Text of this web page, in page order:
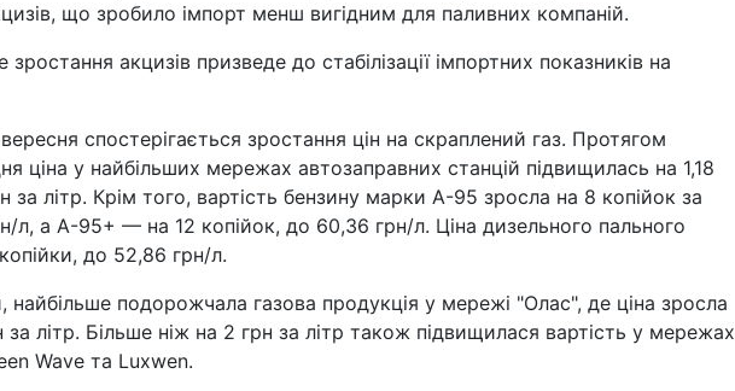
що зробило імпорт менш вигідним для паливних компаній.
акцизів призведе до стабілізації імпортних показників на
спостерігається зростання цін на скраплений газ. Протягом
ціна у найбільших мережах автозаправних станцій підвищилась на 1,18
за літр. Крім того, вартість бензину марки А-95 зросла на 8 копійок за
л, а А-95+ — на 12 копійок, до 60,36 грн/л. Ціна дизельного пального
до 52,86 грн/л.
найбільше подорожчала газова продукція у мережі "Олас", де ціна зросла
літр. Більше ніж на 2 грн за літр також підвищилася вартість у мережах
Wave та Luxwen.